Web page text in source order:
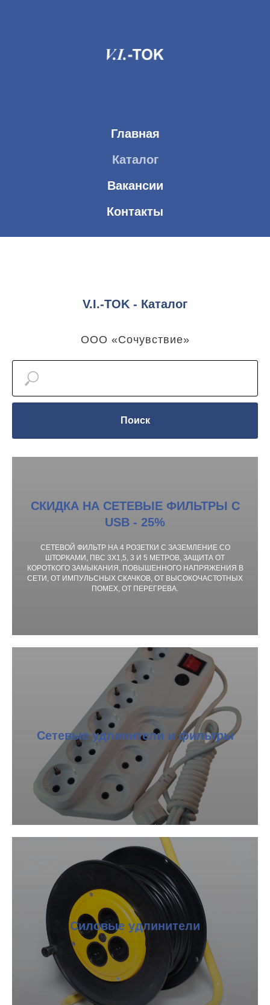
Главная
Каталог
Вакансии
Контакты
V.I.-TOK - Каталог
ООО «Сочувствие»
Поиск
СКИДКА НА СЕТЕВЫЕ ФИЛЬТРЫ С
USB - 25%
СЕТЕВОЙ ФИЛЬТР НА 4 РОЗЕТКИ С ЗАЗЕМЛЕНИЕ СО
ШТОРКАМИ, ПВС 3Х1,5, 3 И 5 МЕТРОВ, ЗАЩИТА ОТ
КОРОТКОГО ЗАМЫКАНИЯ, ПОВЫШЕННОГО НАПРЯЖЕНИЯ В
СЕТИ, ОТ ИМПУЛЬСНЫХ СКАЧКОВ, ОТ ВЫСОКОЧАСТОТНЫХ
ПОМЕХ, ОТ ПЕРЕГРЕВА.
Сетевые удлинители и фильтры
Силовые удлинители